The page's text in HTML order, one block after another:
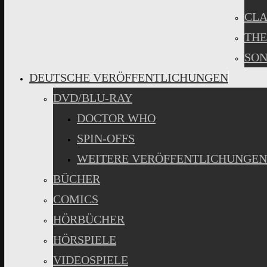
DEUTSCHE VERÖFFENTLICHUNGEN
DVD/BLU-RAY
DOCTOR WHO
SPIN-OFFS
WEITERE VERÖFFENTLICHUNGEN
BÜCHER
COMICS
HÖRBÜCHER
HÖRSPIELE
VIDEOSPIELE